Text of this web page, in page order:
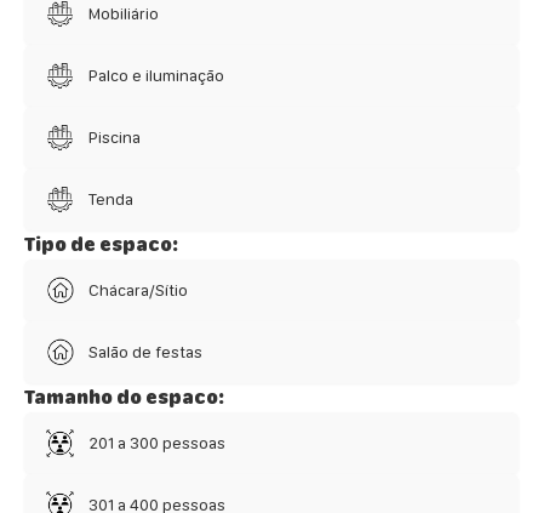
Mobiliário
Palco e iluminação
Piscina
Tenda
Tipo de espaco:
Chácara/Sítio
Salão de festas
Tamanho do espaco:
201 a 300 pessoas
301 a 400 pessoas